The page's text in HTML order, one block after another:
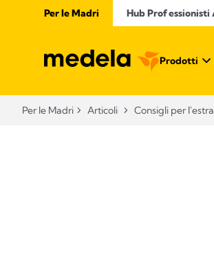
Per le Madri Hub
Prodotti
Per le Madri Articoli Consigli per